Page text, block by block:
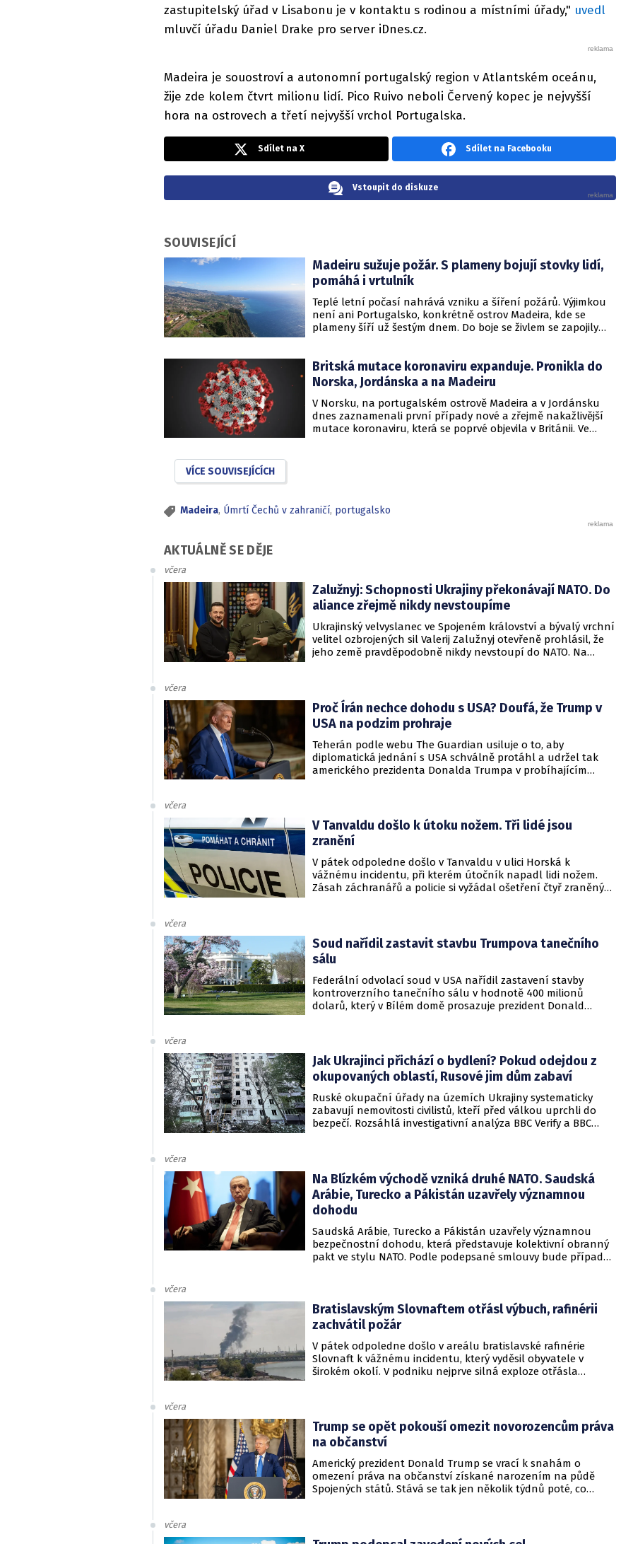
zastupitelský úřad v Lisabonu je v kontaktu s rodinou a místními úřady," uvedl
mluvčí úřadu Daniel Drake pro server iDnes.cz.
Madeira je souostroví a autonomní portugalský region v Atlantském oceánu,
žije zde kolem čtvrt milionu lidí. Pico Ruivo neboli Červený kopec je nejvyšší
hora na ostrovech a třetí nejvyšší vrchol Portugalska.
Sdílet na X Sdílet na Facebooku
Vstoupit do diskuze
SOUVISEJÍCÍ
Madeiru sužuje požár. S plameny bojují stovky lidí,
pomáhá i vrtulník
Teplé letní počasí nahrává vzniku a šíření požárů. Výjimkou
není ani Portugalsko, konkrétně ostrov Madeira, kde se
plameny šíří už šestým dnem. Do boje se živlem se zapojily
Britská mutace koronaviru expanduje. Pronikla do
Norska, Jordánska a na Madeiru
V Norsku, na portugalském ostrově Madeira a v Jordánsku
dnes zaznamenali první případy nové a zřejmě nakažlivější
mutace koronaviru, která se poprvé objevila v Británii. Ve
VÍCE SOUVISEJÍCÍCH
Madeira, Úmrtí Čechů v zahraničí, portugalsko
AKTUÁLNĚ SE DĚJE
včera
Zalužnyj: Schopnosti Ukrajiny překonávají NATO. Do
aliance zřejmě nikdy nevstoupíme
Ukrajinský velvyslanec ve Spojeném království a bývalý vrchní
velitel ozbrojených sil Valerij Zalužnyj otevřeně prohlásil, že
jeho země pravděpodobně nikdy nevstoupí do NATO. Na
nedosažitelné.
včera
Proč Írán nechce dohodu s USA? Doufá, že Trump v
USA na podzim prohraje
Teherán podle webu The Guardian usiluje o to, aby
diplomatická jednání s USA schválně protáhl a udržel tak
amerického prezidenta Donalda Trumpa v probíhajícím
rukojmími za prezidenta Jimmyho Cartera.
včera
V Tanvaldu došlo k útoku nožem. Tři lidé jsou
zranění
V pátek odpoledne došlo v Tanvaldu v ulici Horská k
vážnému incidentu, při kterém útočník napadl lidi nožem.
Zásah záchranářů a policie si vyžádal ošetření čtyř zraněných
včera
Soud nařídil zastavit stavbu Trumpova tanečního
sálu
Federální odvolací soud v USA nařídil zastavení stavby
kontroverzního tanečního sálu v hodnotě 400 milionů
dolarů, který v Bílém domě prosazuje prezident Donald
včera
Jak Ukrajinci přichází o bydlení? Pokud odejdou z
okupovaných oblastí, Rusové jim dům zabaví
Ruské okupační úřady na územích Ukrajiny systematicky
zabavují nemovitosti civilistů, kteří před válkou uprchli do
bezpečí. Rozsáhlá investigativní analýza BBC Verify a BBC
včera
Na Blízkém východě vzniká druhé NATO. Saudská
Arábie, Turecko a Pákistán uzavřely významnou
dohodu
Saudská Arábie, Turecko a Pákistán uzavřely významnou
bezpečnostní dohodu, která představuje kolektivní obranný
pakt ve stylu NATO. Podle podepsané smlouvy bude případný
včera
Bratislavským Slovnaftem otřásl výbuch, rafinérii
zachvátil požár
V pátek odpoledne došlo v areálu bratislavské rafinérie
Slovnaft k vážnému incidentu, který vyděsil obyvatele v
širokém okolí. V podniku nejprve silná exploze otřásla
včera
Trump se opět pokouší omezit novorozencům práva
na občanství
Americký prezident Donald Trump se vrací k snahám o
omezení práva na občanství získané narozením na půdě
Spojených států. Stává se tak jen několik týdnů poté, co
včera